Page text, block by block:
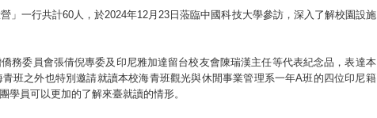
」一行共計60人，於2024年12月23日蒞臨中國科技大學參訪，深入了解校園設施
務委員會張倩倪專委及印尼雅加達留台校友會陳瑞漢主任等代表紀念品，表達本
班之外也特別邀請就讀本校海青班觀光與休閒事業管理系一年A班的四位印尼籍
學員可以更加的了解來臺就讀的情形。